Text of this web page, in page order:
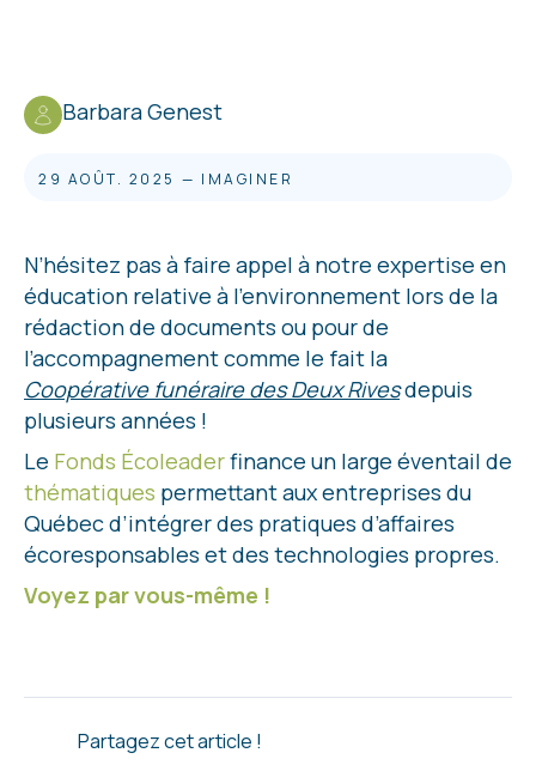
Barbara Genest
29 AOÛT. 2025 — IMAGINER
N’hésitez pas à faire appel à notre expertise en
éducation relative à l’environnement lors de la
rédaction de documents ou pour de
l’accompagnement comme le fait la
Coopérative funéraire des Deux Rivesdepuis
plusieurs années !
Le Fonds Écoleaderfinance un large éventail de
thématiques permettant aux entreprises du
Québec d’intégrer des pratiques d’affaires
écoresponsables et des technologies propres.
Voyez par vous-même !
Partagez cet article !